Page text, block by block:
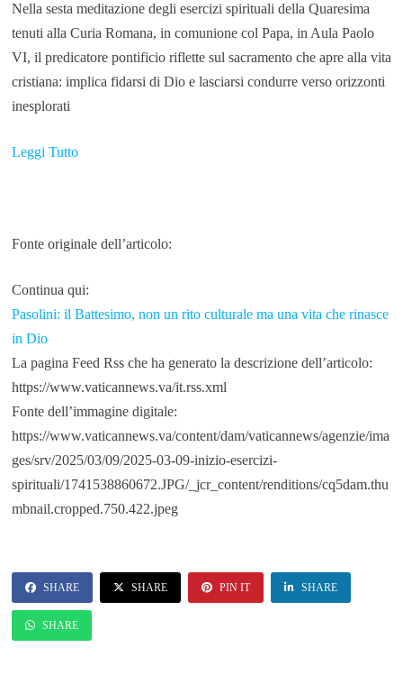
Nella sesta meditazione degli esercizi spirituali della Quaresima
tenuti alla Curia Romana, in comunione col Papa, in Aula Paolo
VI, il predicatore pontificio riflette sul sacramento che apre alla vita
cristiana: implica fidarsi di Dio e lasciarsi condurre verso orizzonti
inesplorati
Leggi Tutto
Fonte originale dell’articolo:
Continua qui:
Pasolini: il Battesimo, non un rito culturale ma una vita che rinasce
in Dio
La pagina Feed Rss che ha generato la descrizione dell’articolo:
https://www.vaticannews.va/it.rss.xml
Fonte dell’immagine digitale:
https://www.vaticannews.va/content/dam/vaticannews/agenzie/ima
ges/srv/2025/03/09/2025-03-09-inizio-esercizi-
spirituali/1741538860672.JPG/_jcr_content/renditions/cq5dam.thu
mbnail.cropped.750.422.jpeg
SHARE SHARE PIN IT SHARE
SHARE